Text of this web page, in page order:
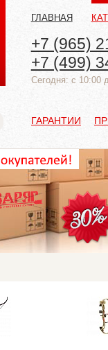
ГЛАВНАЯ
+7 (965)
+7 (499)
Cегодня: с 10:00
ГАРАНТИИ